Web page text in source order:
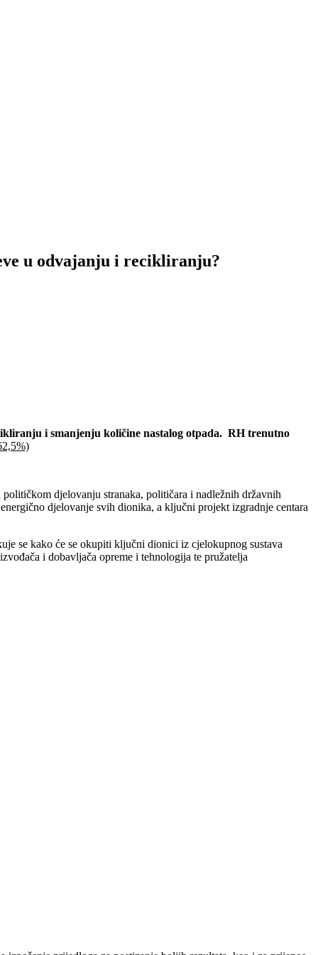
u odvajanju i recikliranju?
i smanjenju količine nastalog otpada. RH trenutno
djelovanju stranaka, političara i nadležnih državnih
djelovanje svih dionika, a ključni projekt izgradnje centara
se kako će se okupiti ključni dionici iz cjelokupnog sustava
i dobavljača opreme i tehnologija te pružatelja